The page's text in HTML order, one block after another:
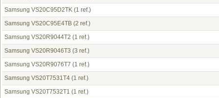
Samsung VS20C95D2TK (1 ref.)
Samsung VS20C95E4TB (2 ref.)
Samsung VS20R9044T2 (1 ref.)
Samsung VS20R9046T3 (3 ref.)
Samsung VS20R9076T7 (1 ref.)
Samsung VS20T7531T4 (1 ref.)
Samsung VS20T7532T1 (1 ref.)